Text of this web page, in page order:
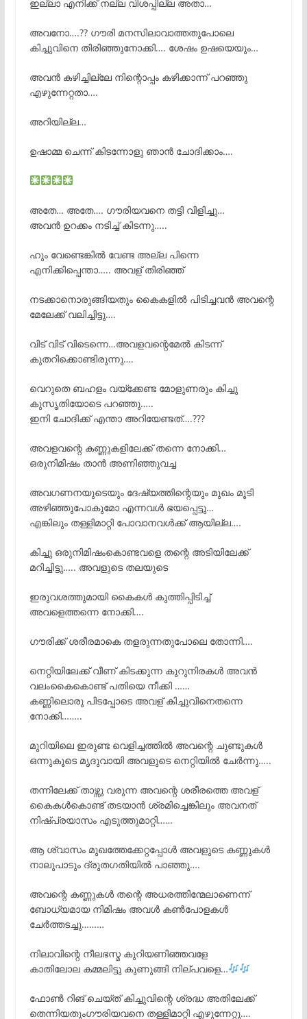
ഇല്ലാ എനിക്ക് നല്ല വിശപ്പില്ല അതാ…
അവനോ….?? ഗൗരി മനസിലാവാത്തതുപോലെ
കിച്ചുവിനെ തിരിഞ്ഞുനോക്കി…. ശേഷം ഉഷയെയും…
അവൻ കഴിച്ചില്ലേ നിന്റൊപ്പം കഴിക്കാന്ന് പറഞ്ഞു
എഴുന്നേറ്റതാ….
അറിയില്ല…
ഉഷാമ്മ ചെന്ന് കിടന്നോളു ഞാൻ ചോദിക്കാം….
അതേ… അതേ…. ഗൗരിയവനെ തട്ടി വിളിച്ചു…
അവൻ ഉറക്കം നടിച്ച് കിടന്നു…..
ഹും വേണ്ടെങ്കിൽ വേണ്ട അല്ല പിന്നെ
എനിക്കിപ്പെന്താ….. അവള് തിരിഞ്ഞ്
നടക്കാനൊരുങ്ങിയതും കൈകളിൽ പിടിച്ചവൻ അവന്റെ
മേലേക്ക് വലിച്ചിട്ടു….
വിട് വിട് വിടെന്നെ…അവളവന്റെമേൽ കിടന്ന്
കുതറിക്കൊണ്ടിരുന്നു….
വെറുതെ ബഹളം വയ്‌ക്കേണ്ട മോളുണരും കിച്ചു
കുസൃതിയോടെ പറഞ്ഞു…..
ഇനി ചോദിക്ക് എന്താ അറിയേണ്ടത്….???
അവളവന്റെ കണ്ണുകളിലേക്ക് തന്നെ നോക്കി…
ഒരുനിമിഷം താൻ അണിഞ്ഞുവച്ച
അവഗണനയുടെയും ദേഷ്യത്തിന്റെയും മുഖം മൂടി
അഴിഞ്ഞുപോകുമോ എന്നവൾ ഭയപ്പെട്ടു…
എങ്കിലും തള്ളിമാറ്റി പോവാനവൾക്ക് ആയില്ല….
കിച്ചു ഒരുനിമിഷംകൊണ്ടവളെ തന്റെ അടിയിലേക്ക്
മറിച്ചിട്ടു….. അവളുടെ തലയുടെ
ഇരുവശത്തുമായി കൈകൾ കുത്തിപ്പിടിച്ച്
അവളെത്തന്നെ നോക്കി….
ഗൗരിക്ക് ശരീരമാകെ തളരുന്നതുപോലെ തോന്നി….
നെറ്റിയിലേക്ക് വീണ് കിടക്കുന്ന കുറുനിരകൾ അവൻ
വലംകൈകൊണ്ട് പതിയെ നീക്കി ……
കണ്ണിലൊരു പിടപ്പോടെ അവള് കിച്ചുവിനെതന്നെ
നോക്കി……..
മുറിയിലെ ഇരുണ്ട വെളിച്ചത്തിൽ അവന്റെ ചുണ്ടുകൾ
ഒന്നുകൂടെ മൃദുവായി അവളുടെ നെറ്റിയിൽ ചേർന്നു…..
തന്നിലേക്ക് താഴ്ന്നു വരുന്ന അവന്റെ ശരീരത്തെ അവള്
കൈകൾകൊണ്ട് തടയാൻ ശ്രമിച്ചെങ്കിലും അവനത്
നിഷ്പ്രയാസം എടുത്തുമാറ്റി……
ആ ശ്വാസം മുഖത്തേക്കേറ്റപ്പോൾ അവളുടെ കണ്ണുകൾ
നാലുപാടും ദ്രുതഗതിയിൽ പാഞ്ഞു….
അവന്റെ കണ്ണുകൾ തന്റെ അധരത്തിന്മേലാണെന്ന്
ബോധ്യമായ നിമിഷം അവൾ കൺപോളകൾ
ചേർത്തടച്ചു………
നിലാവിന്റെ നീലഭസ്മ കുറിയണിഞ്ഞവളേ
കാതിലോല കമ്മലിട്ടു കുണുങ്ങി നില്പവളെ…
ഫോൺ റിങ് ചെയ്ത് കിച്ചുവിന്റെ ശ്രദ്ധ അതിലേക്ക്
തെന്നിയതുംഗൗരിയവനെ തള്ളിമാറ്റി എഴുന്നേറ്റു….